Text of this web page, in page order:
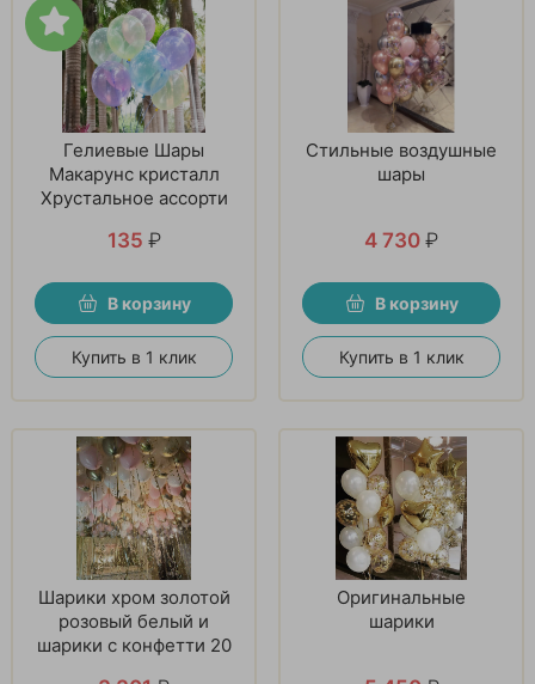
Гелиевые Шары
Макарунс кристалл
Хрустальное ассорти
135 ₽
В корзину
Купить в 1 клик
Стильные воздушные
шары
4 730 ₽
В корзину
Купить в 1 клик
Шарики хром золотой
розовый белый и
шарики с конфетти 20
Оригинальные
шарики